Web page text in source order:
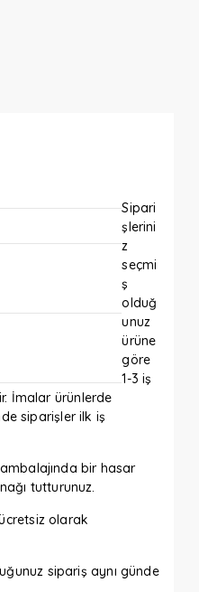
Sipari
şlerini
z
seçmi
ş
olduğ
unuz
ürüne
göre
1-3 iş
İmalar ürünlerde
siparişler ilk iş
bir hasar
tutturunuz.
olarak
sipariş aynı günde